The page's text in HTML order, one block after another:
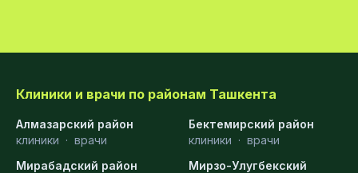
Клиники и врачи по районам Ташкента
Алмазарский район
клиники · врачи
Бектемирский район
клиники · врачи
Мирабадский район
Мирзо-Улугбекский